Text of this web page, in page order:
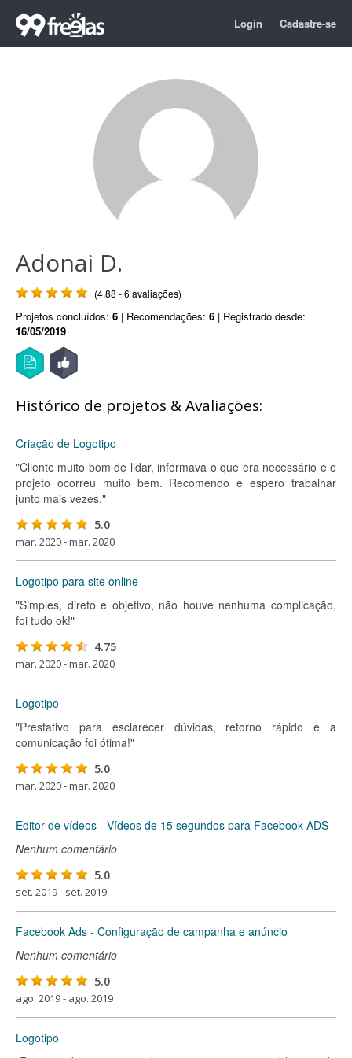
Login Cadastre-se
Adonai D.
(4.88 - 6 avaliações)
Projetos concluídos: 6 | Recomendações: 6 | Registrado desde:
16/05/2019
Histórico de projetos & Avaliações:
Criação de Logotipo
"Cliente muito bom de lidar, informava o que era necessário e o
projeto ocorreu muito bem. Recomendo e espero trabalhar
junto mais vezes."
5.0
mar. 2020 - mar. 2020
Logotipo para site online
"Simples, direto e objetivo, não houve nenhuma complicação,
foi tudo ok!"
4.75
mar. 2020 - mar. 2020
Logotipo
"Prestativo para esclarecer dúvidas, retorno rápido e a
comunicação foi ótima!"
5.0
mar. 2020 - mar. 2020
Editor de vídeos - Vídeos de 15 segundos para Facebook ADS
Nenhum comentário
5.0
set. 2019 - set. 2019
Facebook Ads - Configuração de campanha e anúncio
Nenhum comentário
5.0
ago. 2019 - ago. 2019
Logotipo